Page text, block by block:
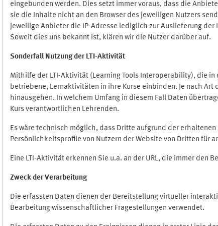
eingebunden werden. Dies setzt immer voraus, dass die
sie die Inhalte nicht an den Browser des jeweiligen Nutzers
jeweilige Anbieter die IP-Adresse lediglich zur Auslieferung
Soweit dies uns bekannt ist, klären wir die Nutzer darüber auf.
Sonderfall Nutzung der LTI-Aktivität
Mithilfe der LTI-Aktivität (Learning Tools Interoperability), die
betriebene, Lernaktivitäten in ihre Kurse einbinden. Je nach
hinausgehen. In welchem Umfang in diesem Fall Daten
Kurs verantwortlichen Lehrenden.
Es wäre technisch möglich, dass Dritte aufgrund der
Persönlichkeitsprofile von Nutzern der Website von Dritten für
Eine LTI-Aktivität erkennen Sie u.a. an der URL, die immer
Zweck der Verarbeitung
Die erfassten Daten dienen der Bereitstellung virtueller
Bearbeitung wissenschaftlicher Fragestellungen verwendet.